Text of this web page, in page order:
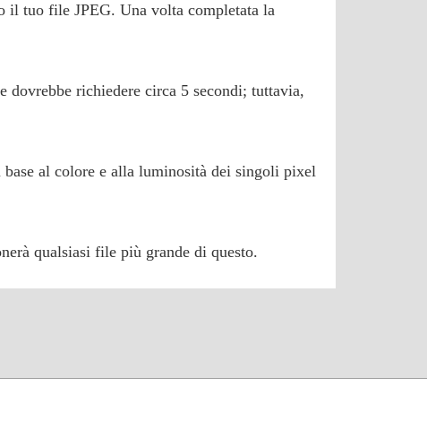
il tuo file JPEG. Una volta completata la
richiedere circa 5 secondi; tuttavia,
al colore e alla luminosità dei singoli pixel
qualsiasi file più grande di questo.